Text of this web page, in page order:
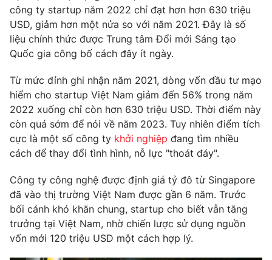
Hậu trường
Nhân vật
Giải sao mai
Điện ảnh
Âm nhạc
Sao
Đời sống
Du lịch
Làm đẹp
Chất lượng cuộc sống
Tuyển sinh
Học trực tuyến
Công nghệ
Hitech Công nghệ tương lai
Sản phẩm
Thị trường
Tư vấn
Giao lưu trực tuyến
Lịch phát sóng
Chuyên mục khác
Emagazine Podcast
công ty startup năm 2022 chỉ đạt hơn hơn 630 triệu
USD, giảm hơn một nửa so với năm 2021. Đây là số
liệu chính thức được Trung tâm Đổi mới Sáng tạo
Quốc gia công bố cách đây ít ngày.
Từ mức đỉnh ghi nhận năm 2021, dòng vốn đầu tư mạo
hiểm cho startup Việt Nam giảm đến 56% trong năm
2022 xuống chỉ còn hơn 630 triệu USD. Thời điểm này
còn quá sớm để nói về năm 2023. Tuy nhiên điểm tích
cực là một số công ty khởi nghiệp đang tìm nhiều
cách để thay đổi tình hình, nỗ lực "thoát đáy".
Công ty công nghệ được định giá tỷ đô từ Singapore
đã vào thị trường Việt Nam được gần 6 năm. Trước
bối cảnh khó khăn chung, startup cho biết vẫn tăng
trưởng tại Việt Nam, nhờ chiến lược sử dụng nguồn
vốn mới 120 triệu USD một cách hợp lý.